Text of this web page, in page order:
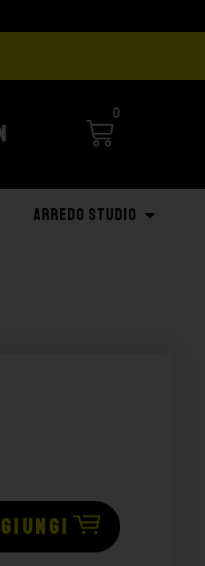
0
ARREDO STUDIO